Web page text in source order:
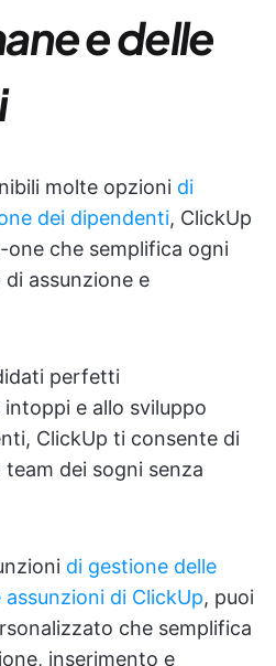
e delle
molte opzioni di
dei dipendenti, ClickUp
one che semplifica ogni
assunzione e
perfetti
e allo sviluppo
ClickUp ti consente di
dei sogni senza
di gestione delle
di ClickUp, puoi
che semplifica
inserimento e